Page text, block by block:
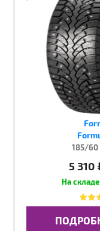
185/60
5 310